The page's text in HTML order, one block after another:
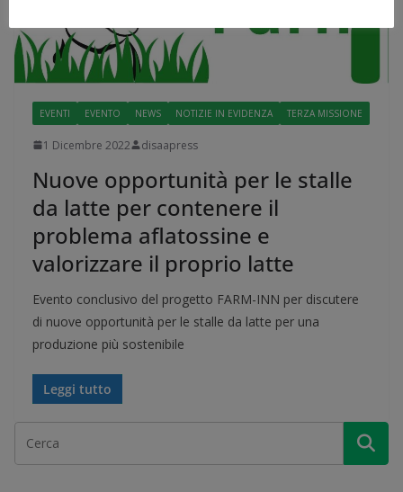
EVENTI EVENTO NEWS NOTIZIE IN EVIDENZA TERZA MISSIONE
1 Dicembre 2022 disaapress
Nuove opportunità per le stalle
da latte per contenere il
problema aflatossine e
valorizzare il proprio latte
Evento conclusivo del progetto FARM-INN per discutere
di nuove opportunità per le stalle da latte per una
produzione più sostenibile
Leggi tutto